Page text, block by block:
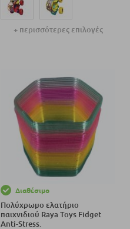
+ περισσότερες επιλογές
Διαθέσιμο
Πολύχρωμο ελατήριο
παιχνιδιού Raya Toys Fidget
Anti-Stress.